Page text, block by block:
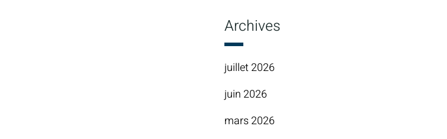
Archives
juillet 2026
juin 2026
mars 2026